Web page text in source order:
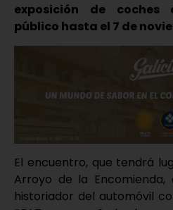
exposición de
público hasta el 7 de
El encuentro, que tendrá
Arroyo de la
historiador del automóvil